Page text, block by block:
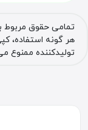
تمامی حقوق مربوط
هر گونه استفاده،
تولیدکننده ممنوع